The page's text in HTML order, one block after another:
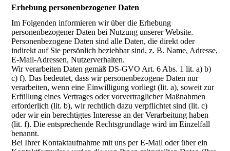
Erhebung personenbezogener Daten
Im Folgenden informieren wir über die Erhebung
personenbezogener Daten bei Nutzung unserer Website.
Personenbezogene Daten sind alle Daten, die direkt oder
indirekt auf Sie persönlich beziehbar sind, z. B. Name, Adresse,
E-Mail-Adressen, Nutzerverhalten.
Wir verarbeiten Daten gemäß DS-GVO Art. 6 Abs. 1 lit. a) b)
c) f). Das bedeutet, dass wir personenbezogene Daten nur
verarbeiten, wenn eine Einwilligung vorliegt (lit. a), soweit zur
Erfüllung eines Vertrages oder vorvertraglicher Maßnahmen
erforderlich (lit. b), wir rechtlich dazu verpflichtet sind (lit. c)
oder wir ein berechtigtes Interesse an der Verarbeitung haben
(lit. f). Die entsprechende Rechtsgrundlage wird im Einzelfall
benannt.
Bei Ihrer Kontaktaufnahme mit uns per E-Mail oder über ein